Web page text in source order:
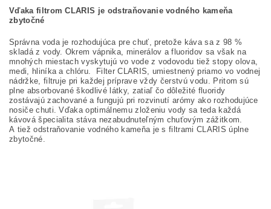
Vďaka filtrom CLARIS je odstraňovanie vodného kameňa
zbytočné
Správna voda je rozhodujúca pre chuť, pretože káva sa z 98 %
skladá z vody. Okrem vápnika, minerálov a fluoridov sa však na
mnohých miestach vyskytujú vo vode z vodovodu tiež stopy olova,
medi, hliníka a chlóru. Filter CLARIS, umiestnený priamo vo vodnej
nádržke, filtruje pri každej príprave vždy čerstvú vodu. Pritom sú
plne absorbované škodlivé látky, zatiaľ čo dôležité fluoridy
zostávajú zachované a fungujú pri rozvinutí arómy ako rozhodujúce
nosiče chuti. Vďaka optimálnemu zloženiu vody sa teda každá
kávová špecialita stáva nezabudnuteľným chuťovým zážitkom.
A tiež odstraňovanie vodného kameňa je s filtrami CLARIS úplne
zbytočné.